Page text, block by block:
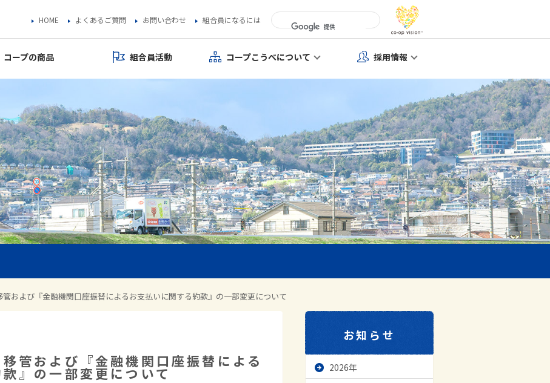
HOME よくあるご質問 お問い合わせ 組合員になるには
コープの商品 組合員活動 コープこうべについて 採用情報
および『金融機関口座振替によるお支払いに関する約款』の一部変更について
お知らせ
2026年
管および『金融機関口座振替による
』の一部変更について